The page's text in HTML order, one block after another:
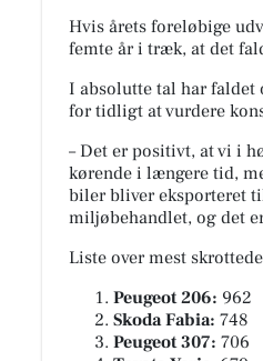
Hvis årets foreløbige
femte år i træk, at det
I absolutte tal har
for tidligt at vurdere
– Det er positivt, at vi i
kørende i længere tid,
biler bliver eksporteret
miljøbehandlet, og det
Liste over mest
Peugeot 206: 962
Skoda Fabia: 748
Peugeot 307: 706